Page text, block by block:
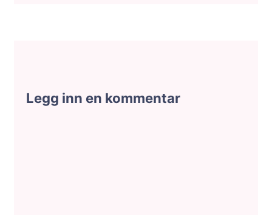
Legg inn en kommentar